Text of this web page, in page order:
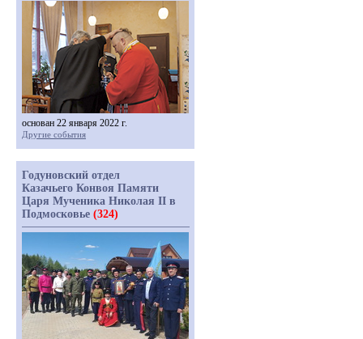
основан 22 января 2022 г.
Другие события
Годуновский отдел
Казачьего Конвоя Памяти
Царя Мученика Николая II в
Подмосковье (324)